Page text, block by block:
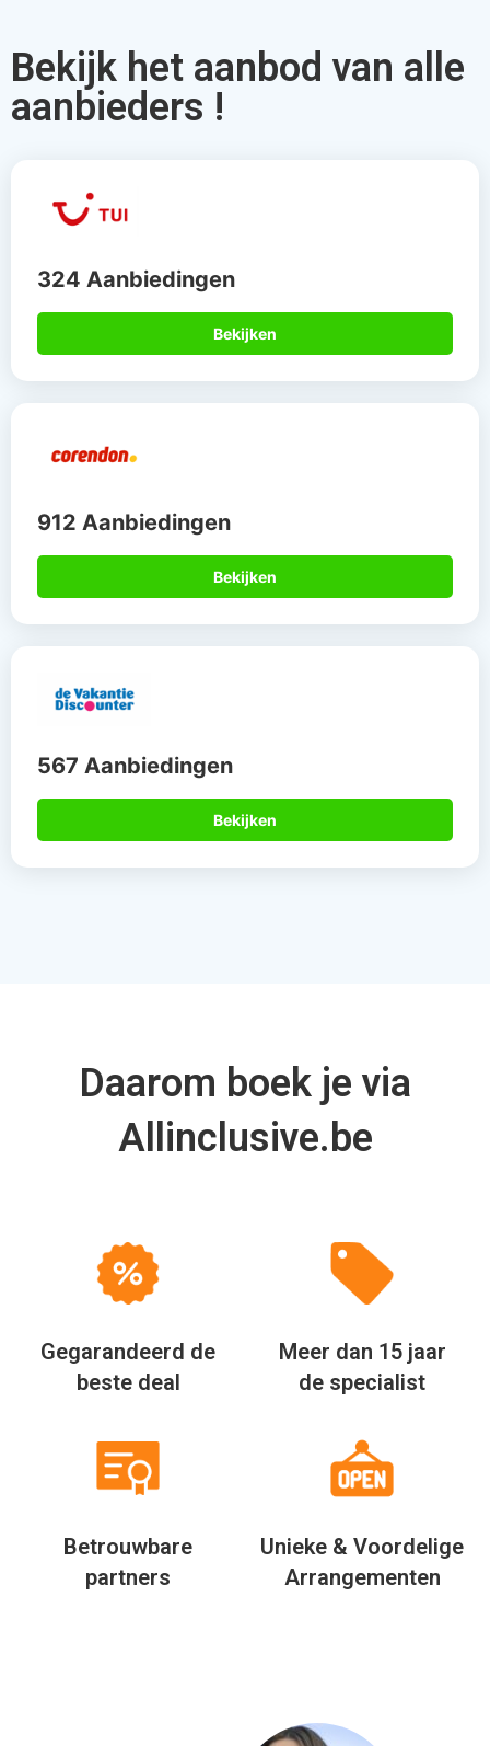
Bekijk het aanbod van alle
aanbieders !
324 Aanbiedingen
Bekijken
912 Aanbiedingen
Bekijken
567 Aanbiedingen
Bekijken
Daarom boek je via
Allinclusive.be
Gegarandeerd de
beste deal
Meer dan 15 jaar
de specialist
Betrouwbare
partners
Unieke & Voordelige
Arrangementen